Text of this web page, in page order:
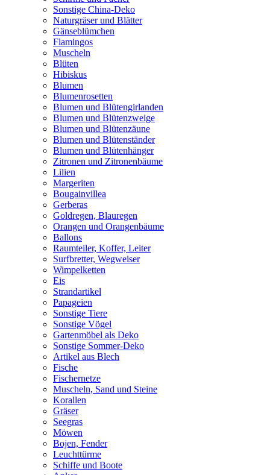
Sonstige China-Deko
Naturgräser und Blätter
Gänseblümchen
Flamingos
Muscheln
Blüten
Hibiskus
Blumen
Blumenrosetten
Blumen und Blütengirlanden
Blumen und Blütenzweige
Blumen und Blütenzäune
Blumen und Blütenständer
Blumen und Blütenhänger
Zitronen und Zitronenbäume
Lilien
Margeriten
Bougainvillea
Gerberas
Goldregen, Blauregen
Orangen und Orangenbäume
Ballons
Raumteiler, Koffer, Leiter
Surfbretter, Wegweiser
Wimpelketten
Eis
Strandartikel
Papageien
Sonstige Tiere
Sonstige Vögel
Gartenmöbel als Deko
Sonstige Sommer-Deko
Artikel aus Blech
Fische
Fischernetze
Muscheln, Sand und Steine
Korallen
Gräser
Seegras
Möwen
Bojen, Fender
Leuchttürme
Schiffe und Boote